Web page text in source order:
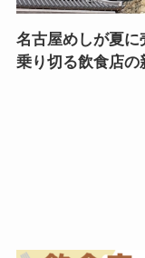
名古屋めしが夏
乗り切る飲食店の